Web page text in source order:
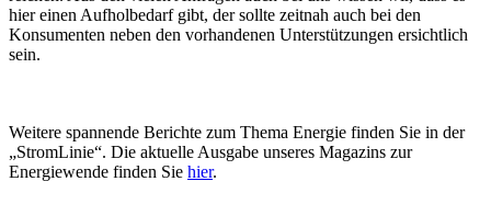
hier einen Aufholbedarf gibt, der sollte zeitnah auch bei den
Konsumenten neben den vorhandenen Unterstützungen ersichtlich
sein.
Weitere spannende Berichte zum Thema Energie finden Sie in der
„StromLinie“. Die aktuelle Ausgabe unseres Magazins zur
Energiewende finden Sie hier.